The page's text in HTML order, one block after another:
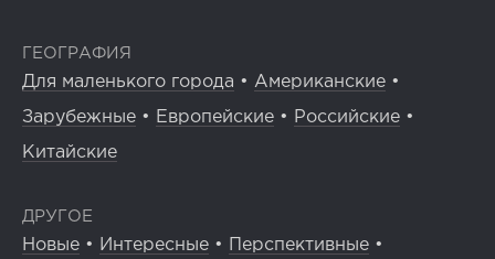
ГЕОГРАФИЯ
Для маленького города • Американские •
Зарубежные • Европейские • Российские •
Китайские
ДРУГОЕ
Новые • Интересные • Перспективные •